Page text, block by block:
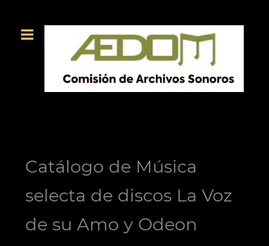
Catálogo de Música
selecta de discos La Voz
de su Amo y Odeon